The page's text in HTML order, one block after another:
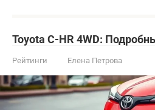
Toyota C-HR 4WD:
Рейтинги Елена Петрова